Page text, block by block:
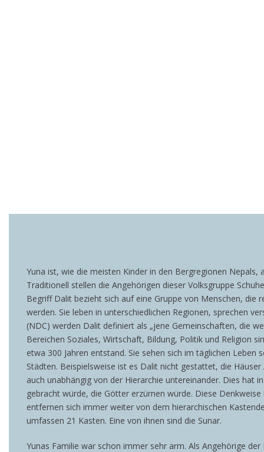
Yuna ist, wie die meisten Kinder in den Bergregionen
Traditionell stellen die Angehörigen dieser Volksgruppe
Begriff Dalit bezieht sich auf eine Gruppe von Menschen,
werden. Sie leben in unterschiedlichen Regionen, sprechen
(NDC) werden Dalit definiert als „jene Gemeinschaften, die
Bereichen Soziales, Wirtschaft, Bildung, Politik und Religion
etwa 300 Jahren entstand. Sie sehen sich im täglichen
Städten. Beispielsweise ist es Dalit nicht gestattet, die
auch unabhängig von der Hierarchie untereinander. Dies hat
gebracht würde, die Götter erzürnen würde. Diese
entfernen sich immer weiter von dem hierarchischen
umfassen 21 Kasten. Eine von ihnen sind die Sunar.
Yunas Familie war schon immer sehr arm. Als Angehörige